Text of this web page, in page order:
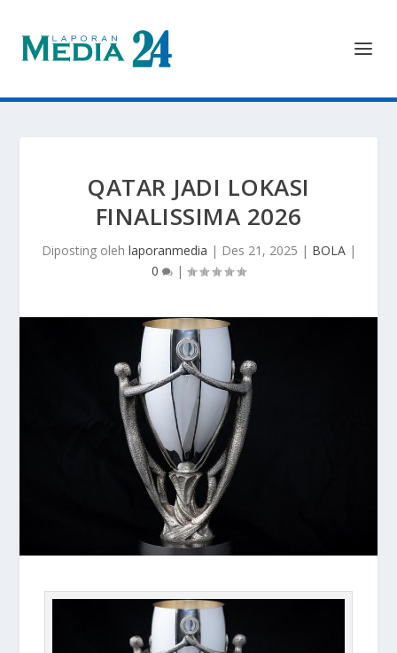
QATAR JADI LOKASI
FINALISSIMA 2026
Diposting oleh laporanmedia | Des 21, 2025 | BOLA|
0
|